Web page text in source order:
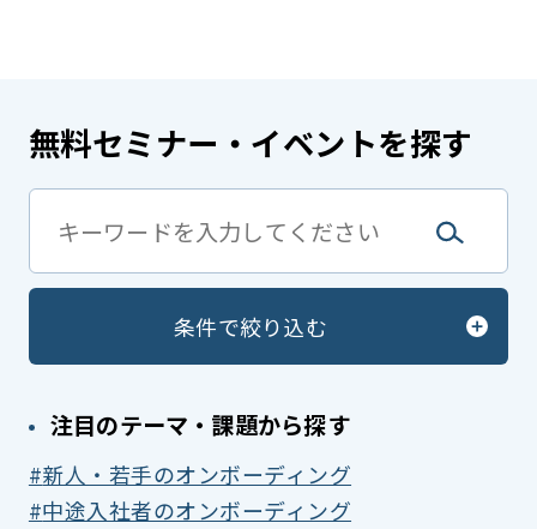
無料セミナー・イベントを探す
条件で絞り込む
注目のテーマ・課題から探す
新人・若手のオンボーディング
中途入社者のオンボーディング